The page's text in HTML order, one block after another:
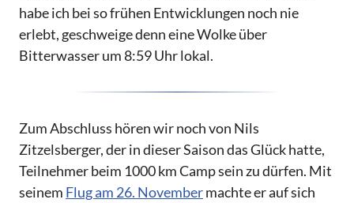
habe ich bei so frühen Entwicklungen noch nie
erlebt, geschweige denn eine Wolke über
Bitterwasser um 8:59 Uhr lokal.
Zum Abschluss hören wir noch von Nils
Zitzelsberger, der in dieser Saison das Glück hatte,
Teilnehmer beim 1000 km Camp sein zu dürfen. Mit
seinem Flug am 26. Novembermachte er auf sich